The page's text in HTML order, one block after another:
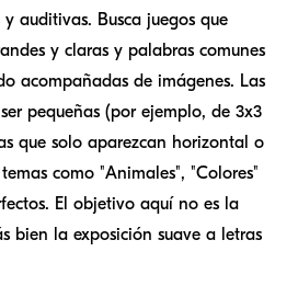
auditivas. Busca juegos que
y claras y palabras comunes
acompañadas de imágenes. Las
pequeñas (por ejemplo, de 3x3
que solo aparezcan horizontal o
como "Animales", "Colores"
El objetivo aquí no es la
bien la exposición suave a letras